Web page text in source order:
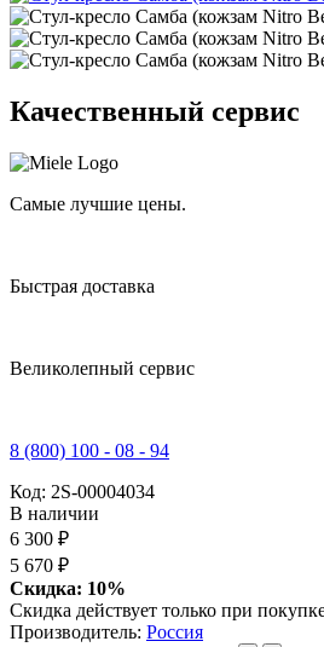
Качественный сервис
Самые лучшие цены.
Быстрая доставка
Великолепный сервис
8 (800) 100 - 08 - 94
Код: 2S-00004034
В наличии
6 300 ₽
5 670 ₽
Скидка: 10%
Скидка действует только при
Производитель: Россия